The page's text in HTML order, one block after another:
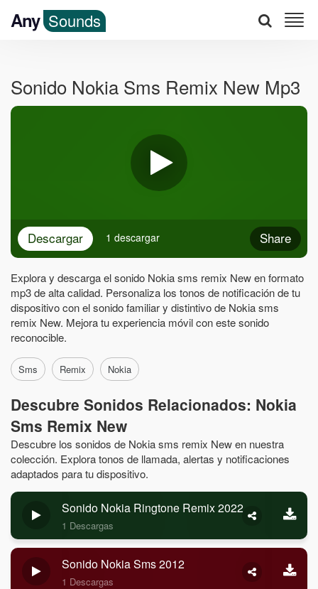
Any Sounds
Sonido Nokia Sms Remix New Mp3
Descargar Share
1 descargar
Explora y descarga el sonido Nokia sms remix New en formato
mp3 de alta calidad. Personaliza los tonos de notificación de tu
dispositivo con el sonido familiar y distintivo de Nokia sms
remix New. Mejora tu experiencia móvil con este sonido
reconocible.
Sms Remix Nokia
Descubre Sonidos Relacionados: Nokia
Sms Remix New
Descubre los sonidos de Nokia sms remix New en nuestra
colección. Explora tonos de llamada, alertas y notificaciones
adaptados para tu dispositivo.
Sonido Nokia Ringtone Remix 2022
1 Descargas
Sonido Nokia Sms 2012
1 Descargas